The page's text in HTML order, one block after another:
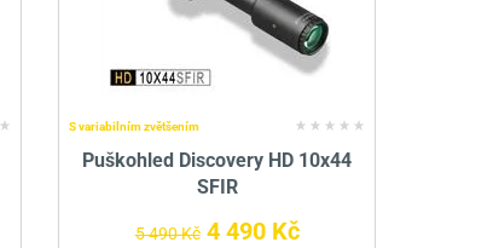
S variabilním zvětšením
Puškohled Discovery HD 10x44
SFIR
5 490 Kč 4 490 Kč